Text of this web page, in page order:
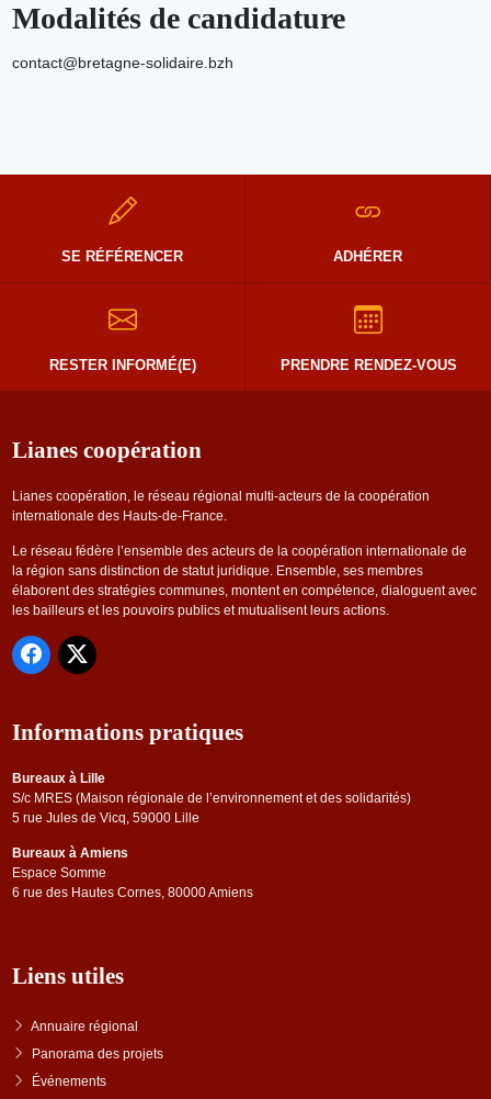
Modalités de candidature
contact@bretagne-solidaire.bzh
SE RÉFÉRENCER ADHÉRER
RESTER INFORMÉ(E) PRENDRE RENDEZ-VOUS
Lianes coopération
Lianes coopération, le réseau régional multi-acteurs de la coopération
internationale des Hauts-de-France.
Le réseau fédère l’ensemble des acteurs de la coopération internationale de
la région sans distinction de statut juridique. Ensemble, ses membres
élaborent des stratégies communes, montent en compétence, dialoguent avec
les bailleurs et les pouvoirs publics et mutualisent leurs actions.
Informations pratiques
Bureaux à Lille
S/c MRES (Maison régionale de l’environnement et des solidarités)
5 rue Jules de Vicq, 59000 Lille
Bureaux à Amiens
Espace Somme
6 rue des Hautes Cornes, 80000 Amiens
Liens utiles
Annuaire régional
Panorama des projets
Événements